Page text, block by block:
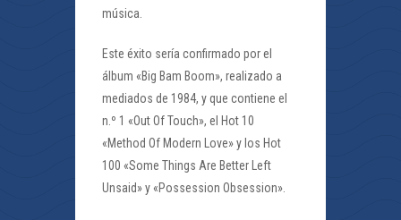
música.
Este éxito sería confirmado por el
álbum «Big Bam Boom», realizado a
mediados de 1984, y que contiene el
n.º 1 «Out Of Touch», el Hot 10
«Method Of Modern Love» y los Hot
100 «Some Things Are Better Left
Unsaid» y «Possession Obsession».